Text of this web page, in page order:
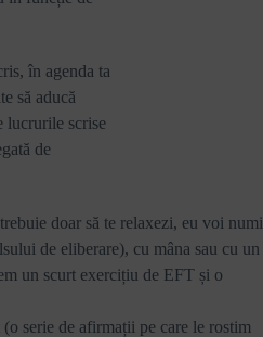
în agenda ta
să aducă
lucrurile scrise
de
doar să te relaxezi, eu voi numi
de eliberare), cu mâna sau cu un
un scurt exercițiu de EFT și o
serie de afirmații pe care le rostim